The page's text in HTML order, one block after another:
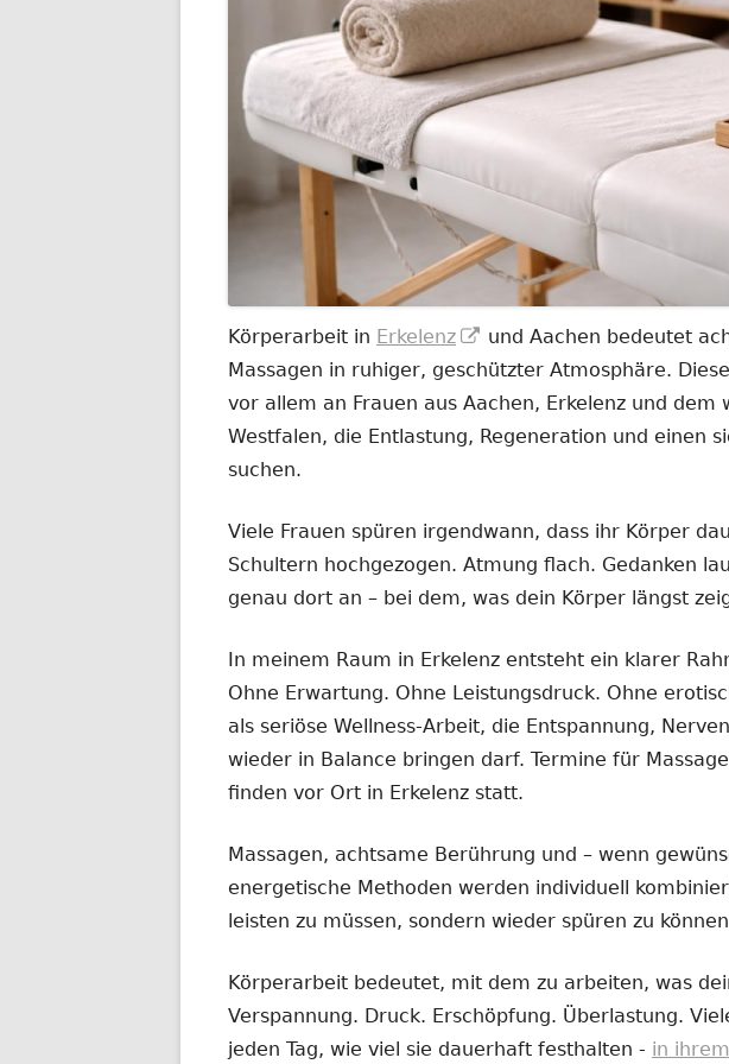
Körperarbeit in Erkelenz
In
neuem
Fenster
öffnen
und Aachen bedeutet
Massagen in ruhiger, geschützter Atmosphäre.
vor allem an Frauen aus Aachen, Erkelenz und dem
Westfalen, die Entlastung, Regeneration und einen
suchen.
Viele Frauen spüren irgendwann, dass ihr Körper
Schultern hochgezogen. Atmung flach. Gedanken
genau dort an – bei dem, was dein Körper längst
In meinem Raum in Erkelenz entsteht ein klarer
Ohne Erwartung. Ohne Leistungsdruck. Ohne
als seriöse Wellness-Arbeit, die Entspannung,
wieder in Balance bringen darf. Termine für
finden vor Ort in Erkelenz statt.
Massagen, achtsame Berührung und – wenn
energetische Methoden werden individuell
leisten zu müssen, sondern wieder spüren zu
Körperarbeit bedeutet, mit dem zu arbeiten, was
Verspannung. Druck. Erschöpfung. Überlastung.
jeden Tag, wie viel sie dauerhaft festhalten - in